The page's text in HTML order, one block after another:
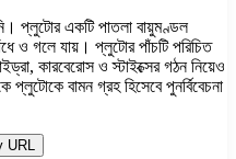
প্লুটোর একটি পাতলা বায়ুমণ্ডল
ও গলে যায়। প্লুটোর পাঁচটি পরিচিত
কারবেরোস ও স্টাইক্সের গঠন নিয়েও
বামন গ্রহ হিসেবে পুনর্বিবেচনা